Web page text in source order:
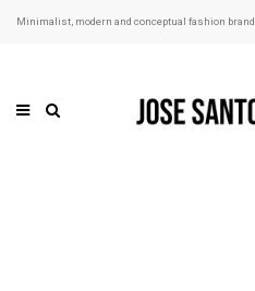
Minimalist, modern and conceptual fashion brand.